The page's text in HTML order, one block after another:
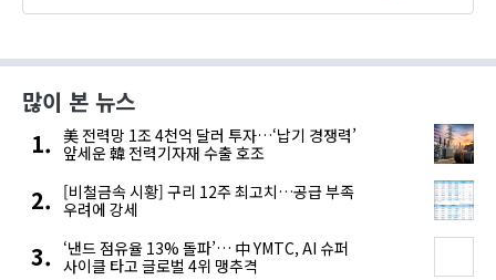
많이 본 뉴스
美 전력망 1조 4천억 달러 투자…‘납기 경쟁력’
앞세운 韓 전력기자재 수출 호조
[비철금속 시황] 구리 12주 최고치…공급 부족
우려에 강세
‘낸드 점유율 13% 돌파’… 中 YMTC, AI 슈퍼
사이클 타고 글로벌 4위 맹추격